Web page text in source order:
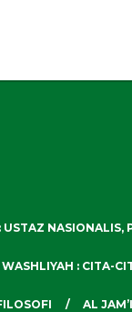
NASIONALIS,
: CITA-
AL